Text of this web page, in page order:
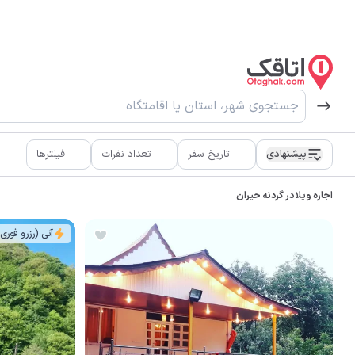
پیشنهادی تاریخ سفر تعداد نفرات فیلترها
اجاره ویلا در گردنه حیران
آنی (رزرو